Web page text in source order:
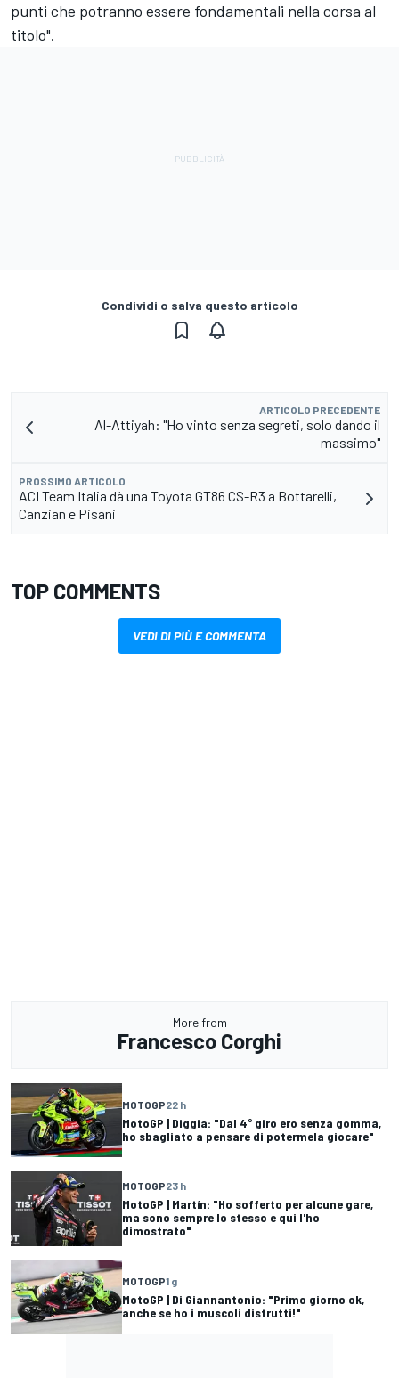
punti che potranno essere fondamentali nella corsa al
titolo".
Condividi o salva questo articolo
ARTICOLO PRECEDENTE
Al-Attiyah: "Ho vinto senza segreti, solo dando il
massimo"
PROSSIMO ARTICOLO
ACI Team Italia dà una Toyota GT86 CS-R3 a Bottarelli,
Canzian e Pisani
TOP COMMENTS
VEDI DI PIÙ E COMMENTA
More from
Francesco Corghi
MOTOGP22 h
MotoGP | Diggia: "Dal 4° giro ero senza gomma,
ho sbagliato a pensare di potermela giocare"
MOTOGP23 h
MotoGP | Martín: "Ho sofferto per alcune gare,
ma sono sempre lo stesso e qui l'ho
dimostrato"
MOTOGP1 g
MotoGP | Di Giannantonio: "Primo giorno ok,
anche se ho i muscoli distrutti!"